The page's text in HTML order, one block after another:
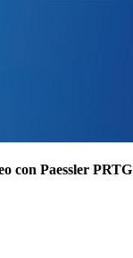
con Paessler PRTG